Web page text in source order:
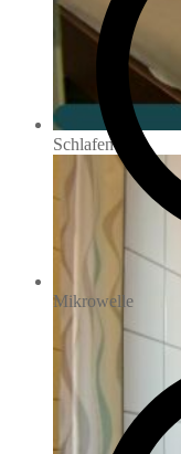
Schlafen 1
Mikrowelle